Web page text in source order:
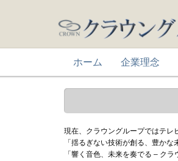
ホーム 企業理念
現在、クラウングループではテレ
「揺るぎない技術が創る、豊かな
「響く音色、未来を奏でる – クラ